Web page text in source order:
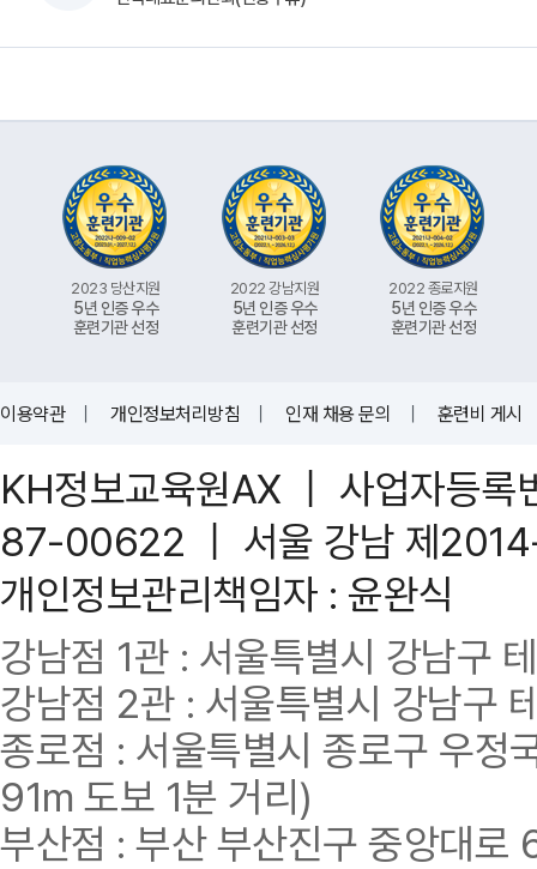
2023 당산지원
5년 인증 우수
훈련기관 선정
2022 강남지원
5년 인증 우수
훈련기관 선정
2022 종로지원
5년 인증 우수
훈련기관 선정
이용약관 개인정보처리방침 인재 채용 문의 훈련비 게시
KH정보교육원AX ｜ 사업자등
87-00622 ｜ 서울 강남 제
개인정보관리책임자 : 윤완식
강남점 1관 : 서울특별시 강남구
강남점 2관 : 서울특별시 강남구
종로점 : 서울특별시 종로구 우
91m 도보 1분 거리)
부산점 : 부산 부산진구 중앙대